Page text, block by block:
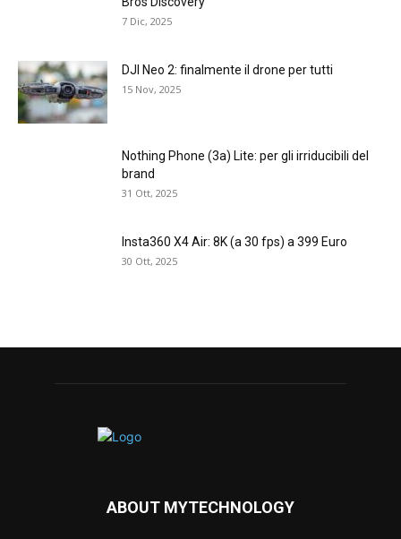
7 Dic, 2025
DJI Neo 2: finalmente il drone per tutti
15 Nov, 2025
Nothing Phone (3a) Lite: per gli irriducibili del
brand
31 Ott, 2025
Insta360 X4 Air: 8K (a 30 fps) a 399 Euro
30 Ott, 2025
ABOUT MYTECHNOLOGY